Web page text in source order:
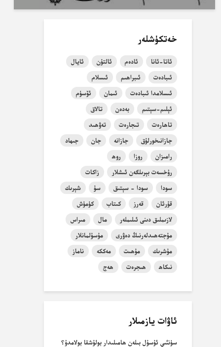
خەتكۈشلەر
ئاتا-ئانا ئادەم ئالتۇن
ئايال
ئىبادەت
ئىبراھىم
ئىسلام
ئىسلامدا ئىبادەت
ئىمان
ئۆسۈم
ئېلىم-سېتىم
بەدەن
تالاق
تاھارەت
تىجارەت
تەۋھىد
جازانىخورلۇق
جازانە جان
جىھاد
رامىزان
روزا
روھ
رۇخسەت بېرىلگەن ئىشلار
زاكات
سودا
سودا - سېتىق سۇ
شېرىك
قۇرئان
قەرز كىتاب
كۈمۈش
لازىملىق دىنى ئىلىملەر
مال
مىراس
مۇجتەھىدلەرنىڭ دەۋرى
مۇسۇلمانلار
مۇشرىك
مۇھىت مەككە
ناماز
نىكاھ
ھىجرەت ھەج
ئاۋات يازمىلار
سۈنئىي ئۇسۇل بىلەن ھامىلىدار بولۇشقا بولامدۇ؟